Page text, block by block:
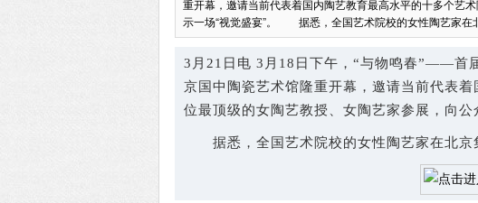
重开幕，邀请当前代表着国内陶艺教育最高水平的十多个艺
示一场“视觉盛宴”。 据悉，全国艺术院校的女性陶艺家在
3月21日电 3月18日下午，“与物鸣春”——首
京国中陶瓷艺术馆隆重开幕，邀请当前代表
位最顶级的女陶艺教授、女陶艺家参展，向公
据悉，全国艺术院校的女性陶艺家在北京